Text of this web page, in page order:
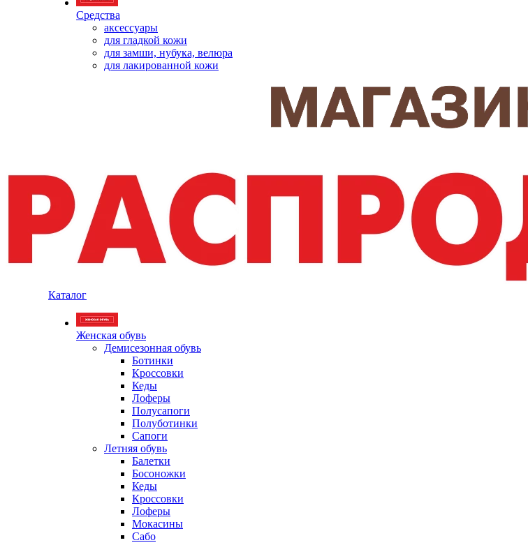
Средства
аксессуары
для гладкой кожи
для замши, нубука, велюра
для лакированной кожи
Каталог
Женская обувь
Демисезонная обувь
Ботинки
Кроссовки
Кеды
Лоферы
Полусапоги
Полуботинки
Сапоги
Летняя обувь
Балетки
Босоножки
Кеды
Кроссовки
Лоферы
Мокасины
Сабо